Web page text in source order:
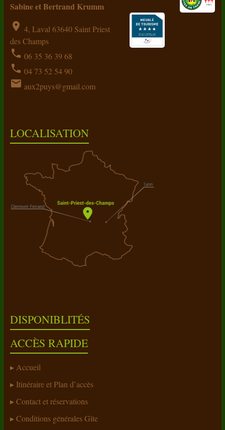
Sabine et Bertrand Krumm
location_on 4, Laval 63640 Saint Priest
des Champs
phone 06 35 36 39 68
phone 04 73 52 54 90
email aux2puys@gmail.com
LOCALISATION
DISPONIBLITÉS
ACCÈS RAPIDE
Accueil
Itinéraire et Plan d’accès
Contact et réservations
Conditions générales Gîte